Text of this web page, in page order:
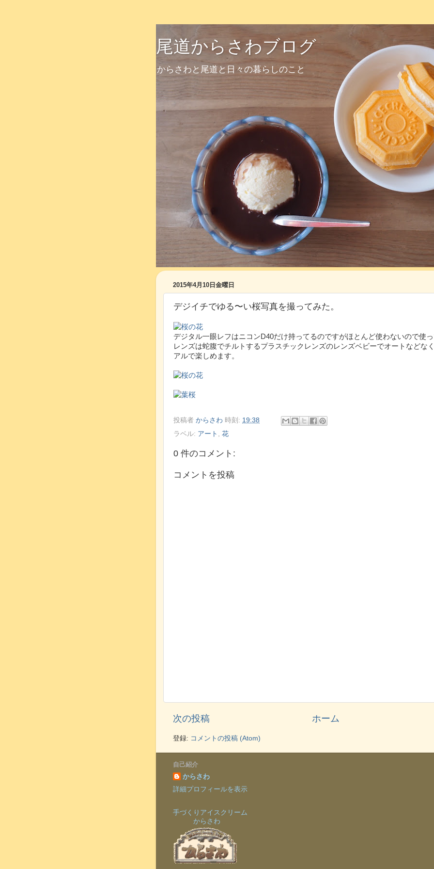
尾道からさわブログ
からさわと尾道と日々の暮らしのこと
2015年4月10日金曜日
デジイチでゆる〜い桜写真を撮ってみた。
デジタル一眼レフはニコンD40だけ持ってるのですがほとんど使わないので使
レンズは蛇腹でチルトするプラスチックレンズのレンズベビーでオートなどな
アルで楽しめます。
投稿者 からさわ 時刻: 19:38
ラベル: アート 花
0 件のコメント:
コメントを投稿
次の投稿 ホーム
登録: コメントの投稿 (Atom)
自己紹介
からさわ
詳細プロフィールを表示
手づくりアイスクリーム
からさわ